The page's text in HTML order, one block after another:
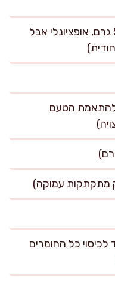
פפריקה מעושנת – 1 כפית (5 גרם, אופציונלי אבל
(28 גרם, להתאמת הטעם
(או עד לכיסוי כל החומרים